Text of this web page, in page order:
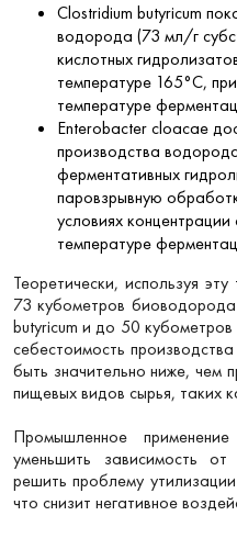
Clostridium butyricum
водорода (73 мл/г
кислотных
температуре 165°C,
температуре
Enterobacter cloacae
производства
ферментативных
паровзрывную
условиях
температуре
Теоретически, используя
73 кубометров
butyricum и до 50
себестоимость
быть значительно ниже, чем
пищевых видов сырья, таких
Промышленное
уменьшить зависимость
решить проблему
что снизит негативное